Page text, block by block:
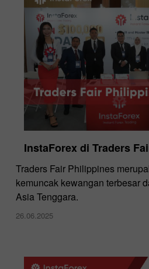
InstaForex di Traders
Traders Fair Philippines
kemuncak kewangan terbesar
Asia Tenggara.
26.06.2025